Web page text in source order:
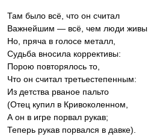
Там было всё, что он считал
Важнейшим — всё, чем люди живы.
Но, пряча в голосе металл,
Судьба вносила коррективы:
Порою повторялось то,
Что он считал третьестепенным:
Из детства рваное пальто
(Отец купил в Кривоколенном,
А он в игре порвал рукав;
Теперь рукав порвался в давке).